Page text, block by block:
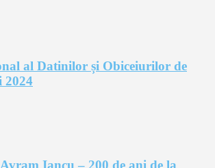
al Datinilor și Obiceiurilor de
2024